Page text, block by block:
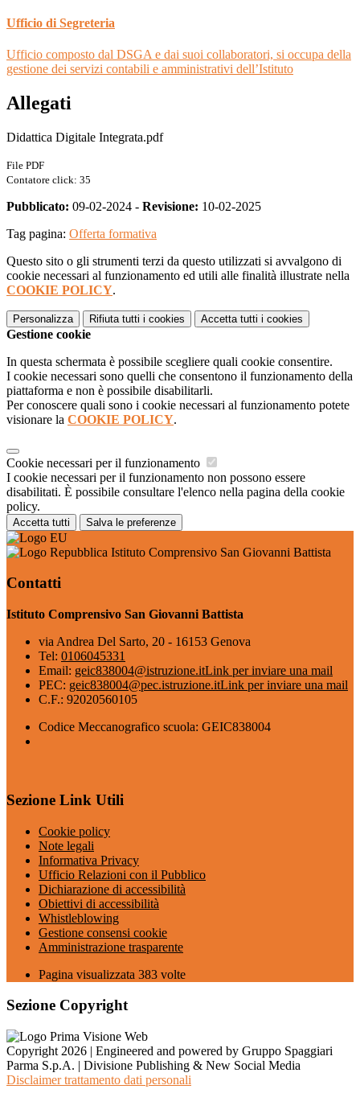
Ufficio di Segreteria
Ufficio composto dal DSGA e dai suoi collaboratori, si occupa della
gestione dei servizi contabili e amministrativi dell’Istituto
Allegati
Didattica Digitale Integrata.pdf
File PDF
Contatore click: 35
Pubblicato: 09-02-2024 - Revisione: 10-02-2025
Tag pagina: Offerta formativa
Questo sito o gli strumenti terzi da questo utilizzati si avvalgono di
cookie necessari al funzionamento ed utili alle finalità illustrate nella
COOKIE POLICY.
Personalizza Rifiuta tutti i cookies Accetta tutti i cookies
Gestione cookie
In questa schermata è possibile scegliere quali cookie consentire.
I cookie necessari sono quelli che consentono il funzionamento della
piattaforma e non è possibile disabilitarli.
Per conoscere quali sono i cookie necessari al funzionamento potete
visionare la COOKIE POLICY.
Cookie necessari per il funzionamento
I cookie necessari per il funzionamento non possono essere
disabilitati. È possibile consultare l'elenco nella pagina della cookie
policy.
Accetta tutti Salva le preferenze
Istituto Comprensivo San Giovanni Battista
Contatti
Istituto Comprensivo San Giovanni Battista
via Andrea Del Sarto, 20 - 16153 Genova
Tel: 0106045331
Email: geic838004@istruzione.itLink per inviare una mail
PEC: geic838004@pec.istruzione.itLink per inviare una mail
C.F.: 92020560105
Codice Meccanografico scuola: GEIC838004
Sezione Link Utili
Cookie policy
Note legali
Informativa Privacy
Ufficio Relazioni con il Pubblico
Dichiarazione di accessibilità
Obiettivi di accessibilità
Whistleblowing
Gestione consensi cookie
Amministrazione trasparente
Pagina visualizzata 383 volte
Sezione Copyright
Copyright 2026 | Engineered and powered by Gruppo Spaggiari
Parma S.p.A. | Divisione Publishing & New Social Media
Disclaimer trattamento dati personali